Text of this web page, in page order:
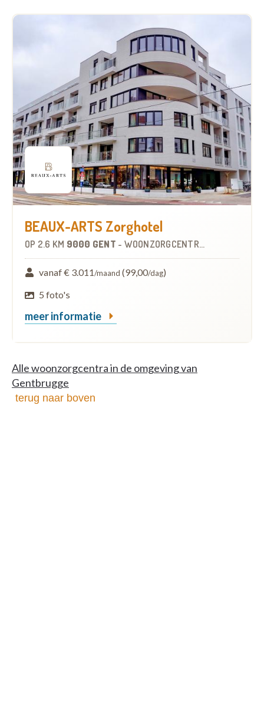
BEAUX-ARTS Zorghotel
OP 2.6 KM 9000 GENT - WOONZORGCENTRUM (WZC)
vanaf € 3.011/maand (99,00/dag)
5 foto's
meer informatie
Alle woonzorgcentra in de omgeving van
Gentbrugge
terug naar boven